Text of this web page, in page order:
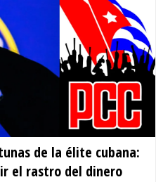
de la élite cubana:
el rastro del dinero